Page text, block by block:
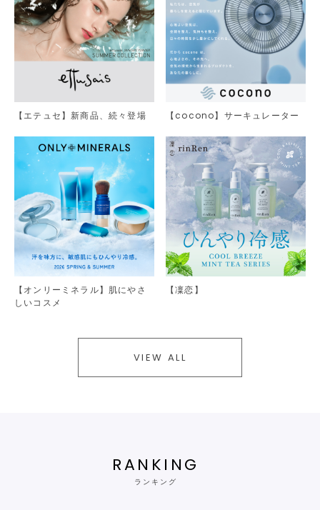
【エテュセ】新商品、続々登場 【cocono】サーキュレーター
【オンリーミネラル】肌にやさ
しいコスメ
【凜恋】
VIEW ALL
RANKING
ランキング